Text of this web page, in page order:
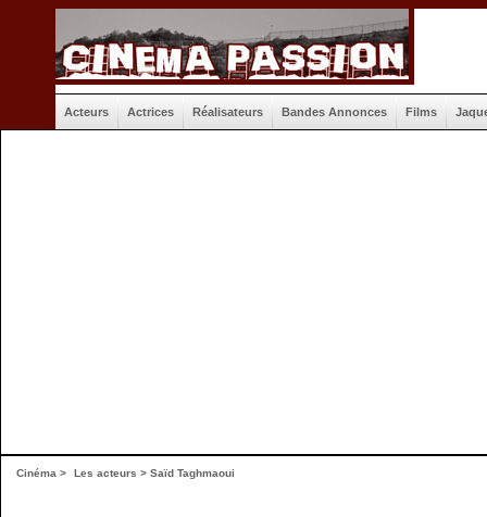
Acteurs Actrices Réalisateurs Bandes Annonces Films
Cinéma > Les acteurs > Saïd Taghmaoui